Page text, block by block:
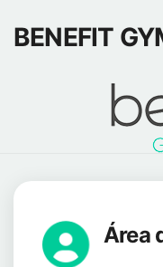
BENEFIT
Área